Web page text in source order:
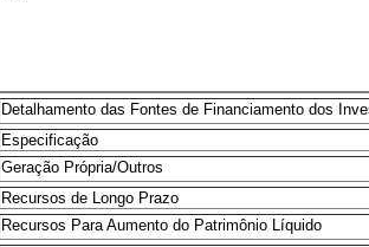
Detalhamento das Fontes de Financiamento dos
Especificação
Geração Própria/Outros
Recursos de Longo Prazo
Recursos Para Aumento do Patrimônio Líquido